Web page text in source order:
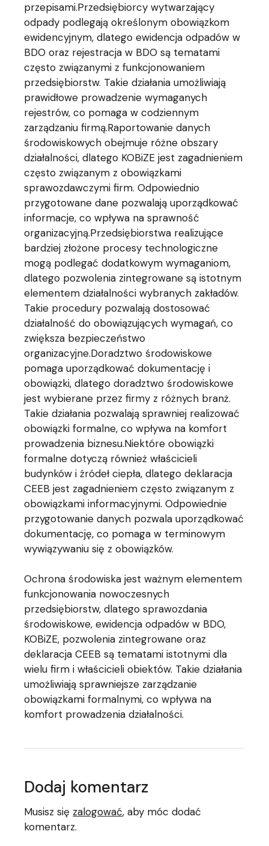
przepisami.Przedsiębiorcy wytwarzający
odpady podlegają określonym obowiązkom
ewidencyjnym, dlatego ewidencja odpadów w
BDO oraz rejestracja w BDO są tematami
często związanymi z funkcjonowaniem
przedsiębiorstw. Takie działania umożliwiają
prawidłowe prowadzenie wymaganych
rejestrów, co pomaga w codziennym
zarządzaniu firmą.Raportowanie danych
środowiskowych obejmuje różne obszary
działalności, dlatego KOBiZE jest zagadnieniem
często związanym z obowiązkami
sprawozdawczymi firm. Odpowiednio
przygotowane dane pozwalają uporządkować
informacje, co wpływa na sprawność
organizacyjną.Przedsiębiorstwa realizujące
bardziej złożone procesy technologiczne
mogą podlegać dodatkowym wymaganiom,
dlatego pozwolenia zintegrowane są istotnym
elementem działalności wybranych zakładów.
Takie procedury pozwalają dostosować
działalność do obowiązujących wymagań, co
zwiększa bezpieczeństwo
organizacyjne.Doradztwo środowiskowe
pomaga uporządkować dokumentację i
obowiązki, dlatego doradztwo środowiskowe
jest wybierane przez firmy z różnych branż.
Takie działania pozwalają sprawniej realizować
obowiązki formalne, co wpływa na komfort
prowadzenia biznesu.Niektóre obowiązki
formalne dotyczą również właścicieli
budynków i źródeł ciepła, dlatego deklaracja
CEEB jest zagadnieniem często związanym z
obowiązkami informacyjnymi. Odpowiednie
przygotowanie danych pozwala uporządkować
dokumentację, co pomaga w terminowym
wywiązywaniu się z obowiązków.
Ochrona środowiska jest ważnym elementem
funkcjonowania nowoczesnych
przedsiębiorstw, dlatego sprawozdania
środowiskowe, ewidencja odpadów w BDO,
KOBiZE, pozwolenia zintegrowane oraz
deklaracja CEEB są tematami istotnymi dla
wielu firm i właścicieli obiektów. Takie działania
umożliwiają sprawniejsze zarządzanie
obowiązkami formalnymi, co wpływa na
komfort prowadzenia działalności.
Dodaj komentarz
Musisz się zalogować, aby móc dodać
komentarz.